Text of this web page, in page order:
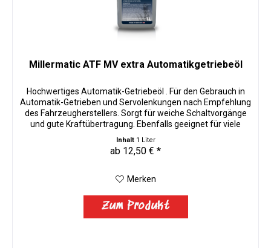
Millermatic ATF MV extra Automatikgetriebeöl
Hochwertiges Automatik-Getriebeöl . Für den Gebrauch in
Automatik-Getrieben und Servolenkungen nach Empfehlung
des Fahrzeugherstellers. Sorgt für weiche Schaltvorgänge
und gute Kraftübertragung. Ebenfalls geeignet für viele
alte...
Inhalt 1 Liter
ab 12,50 € *
Merken
Zum Produkt